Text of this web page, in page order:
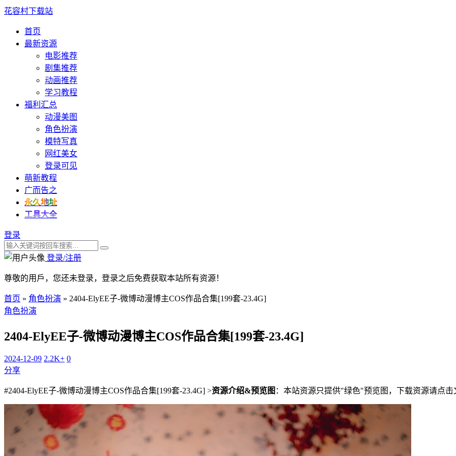
花容村下载站
首页
最新资源
电影推荐
剧集推荐
动画推荐
学习教程
福利汇总
动漫美图
角色扮演
模特写真
网红美女
登录可见
萌新教程
广而告之
永久地址
工具大全
登录
登录/注册
尊敬的用戶，您还未登录，登录之后免费获取本站所有资源！
首页 » 角色扮演 » 2404-ElyEE子-微博动漫博主COS作品合集[199套-23.4G]
角色扮演
2404-ElyEE子-微博动漫博主COS作品合集[199套-23.4G]
2024-12-09 2.2K+ 0
分享
#2404-ElyEE子-微博动漫博主COS作品合集[199套-23.4G] >资源介绍&预览图 ：本站资源只提供"绿色"预览图，下载资源请点击